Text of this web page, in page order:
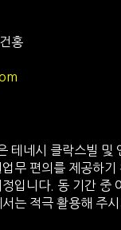
홍
테네시 클락스빌 및
무 편의를 제공하기
입니다. 동 기간 중
는 적극 활용해 주